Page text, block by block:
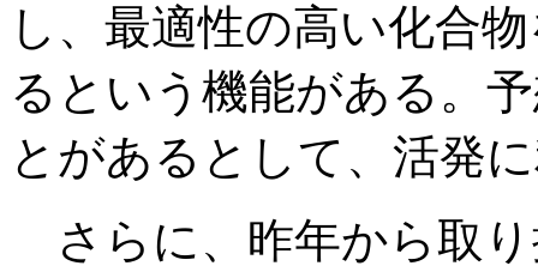
し、最適性の高い化合
るという機能がある。
とがあるとして、活発
さらに、昨年から取